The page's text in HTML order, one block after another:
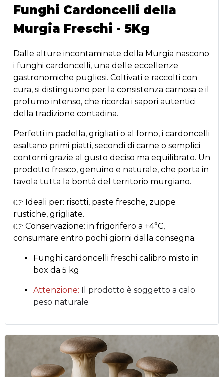
Funghi Cardoncelli della
Murgia Freschi - 5Kg
Dalle alture incontaminate della Murgia nascono
i funghi cardoncelli, una delle eccellenze
gastronomiche pugliesi. Coltivati e raccolti con
cura, si distinguono per la consistenza carnosa e il
profumo intenso, che ricorda i sapori autentici
della tradizione contadina.
Perfetti in padella, grigliati o al forno, i cardoncelli
esaltano primi piatti, secondi di carne o semplici
contorni grazie al gusto deciso ma equilibrato. Un
prodotto fresco, genuino e naturale, che porta in
tavola tutta la bontà del territorio murgiano.
👉 Ideali per: risotti, paste fresche, zuppe
rustiche, grigliate.
👉 Conservazione: in frigorifero a +4°C,
consumare entro pochi giorni dalla consegna.
Funghi cardoncelli freschi calibro misto in
box da 5 kg
Attenzione:
Il prodotto è soggetto a calo
peso naturale